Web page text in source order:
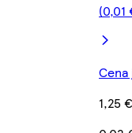
1,25 €